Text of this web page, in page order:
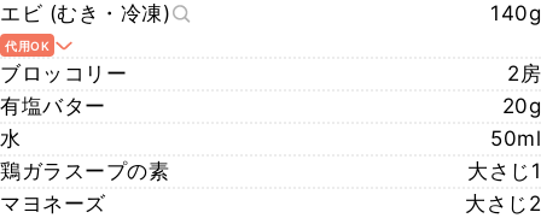
エビ (むき・冷凍) 140g
代用OK
ブロッコリー
2房
有塩バター
20g
水
50ml
鶏ガラスープの素
大さじ1
マヨネーズ
大さじ2